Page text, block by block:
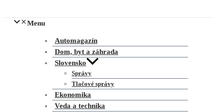
Menu
Automagazín
Dom, byt a záhrada
Slovensko
Správy
Tlačové správy
Ekonomika
Veda a technika